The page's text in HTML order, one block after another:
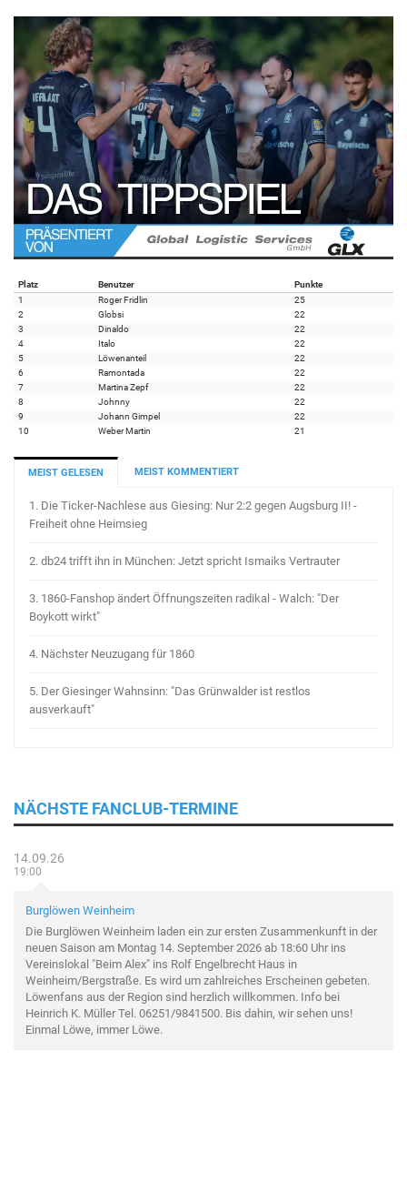
Platz Benutzer
Punkte
1
Roger Fridlin
25
2
Globsi
22
3
Dinaldo
22
4
Italo
22
5
Löwenanteil
22
6
Ramontada
22
7
Martina Zepf
22
8
Johnny
22
9
Johann Gimpel
22
10
Weber Martin 21
MEIST GELESEN MEIST KOMMENTIERT
1. Die Ticker-Nachlese aus Giesing: Nur 2:2 gegen Augsburg II! -
Freiheit ohne Heimsieg
2. db24 trifft ihn in München: Jetzt spricht Ismaiks Vertrauter
3. 1860-Fanshop ändert Öffnungszeiten radikal - Walch: "Der
Boykott wirkt"
4. Nächster Neuzugang für 1860
5. Der Giesinger Wahnsinn: "Das Grünwalder ist restlos
ausverkauft"
NÄCHSTE FANCLUB-TERMINE
14.09.26
19:00
Burglöwen Weinheim
Die Burglöwen Weinheim laden ein zur ersten Zusammenkunft in der
neuen Saison am Montag 14. September 2026 ab 18:60 Uhr ins
Vereinslokal "Beim Alex" ins Rolf Engelbrecht Haus in
Weinheim/Bergstraße. Es wird um zahlreiches Erscheinen gebeten.
Löwenfans aus der Region sind herzlich willkommen. Info bei
Heinrich K. Müller Tel. 06251/9841500. Bis dahin, wir sehen uns!
Einmal Löwe, immer Löwe.